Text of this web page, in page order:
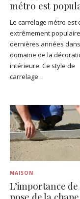
métro est
Le carrelage métro est
extrêmement
dernières années
domaine de la
intérieure. Ce style de
carrelage…
MAISON
L’importance